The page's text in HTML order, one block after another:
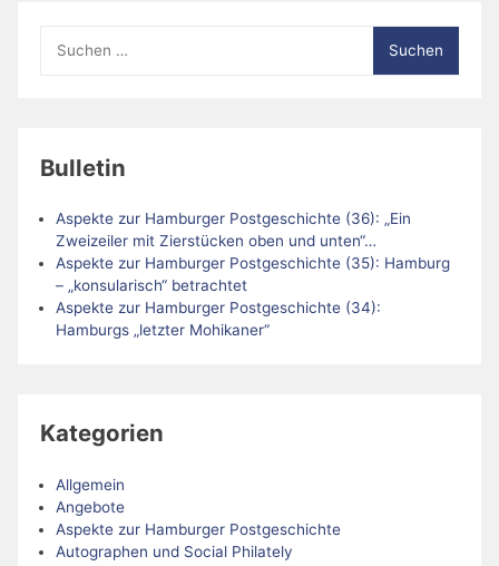
nach:
Bulletin
Aspekte zur Hamburger Postgeschichte (36): „Ein
Zweizeiler mit Zierstücken oben und unten“…
Aspekte zur Hamburger Postgeschichte (35): Hamburg
– „konsularisch“ betrachtet
Aspekte zur Hamburger Postgeschichte (34):
Hamburgs „letzter Mohikaner“
Kategorien
Allgemein
Angebote
Aspekte zur Hamburger Postgeschichte
Autographen und Social Philately